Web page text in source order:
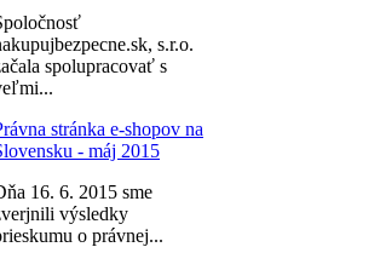
s.r.o.
spolupracovať s
stránka e-shopov na
- máj 2015
16. 6. 2015 sme
výsledky
o právnej...